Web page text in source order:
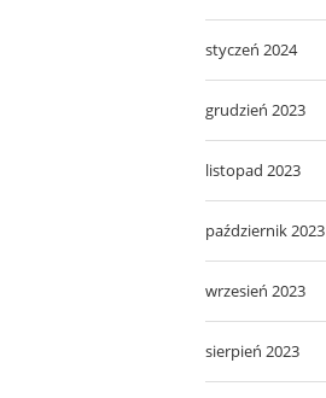
styczeń 2024
grudzień 2023
listopad 2023
październik 2023
wrzesień 2023
sierpień 2023